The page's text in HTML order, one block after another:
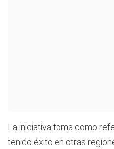
La iniciativa toma como
tenido éxito en otras